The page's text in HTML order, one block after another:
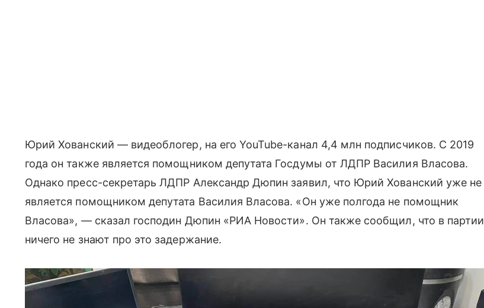
Юрий Хованский — видеоблогер, на его YouTube-канал 4,4 млн подписчиков. С 2019
года он также является помощником депутата Госдумы от ЛДПР Василия Власова.
Однако пресс-секретарь ЛДПР Александр Дюпин заявил, что Юрий Хованский уже не
является помощником депутата Василия Власова. «Он уже полгода не помощник
Власова», — сказал господин Дюпин «РИА Новости». Он также сообщил, что в партии
ничего не знают про это задержание.